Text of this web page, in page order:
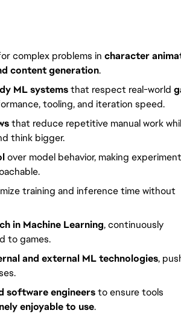
complex problems in character
content generation.
ML systems that respect real-world
tooling, and iteration speed.
that reduce repetitive manual work
think bigger.
over model behavior, making
training and inference time without
in Machine Learning, continuously
to games.
and external ML technologies,
software engineers to ensure tools
enjoyable to use.